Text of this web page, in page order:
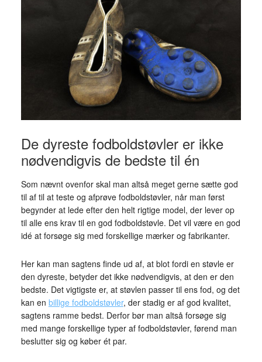
De dyreste fodboldstøvler er ikke
nødvendigvis de bedste til én
Som nævnt ovenfor skal man altså meget gerne sætte god
til af til at teste og afprøve fodboldstøvler, når man først
begynder at lede efter den helt rigtige model, der lever op
til alle ens krav til en god fodboldstøvle. Det vil være en god
idé at forsøge sig med forskellige mærker og fabrikanter.
Her kan man sagtens finde ud af, at blot fordi en støvle er
den dyreste, betyder det ikke nødvendigvis, at den er den
bedste. Det vigtigste er, at støvlen passer til ens fod, og det
kan en billige fodboldstøvler, der stadig er af god kvalitet,
sagtens ramme bedst. Derfor bør man altså forsøge sig
med mange forskellige typer af fodboldstøvler, førend man
beslutter sig og køber ét par.